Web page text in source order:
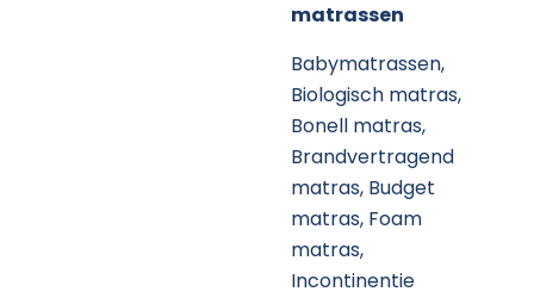
matrassen
Babymatrassen,
Biologisch matras,
Bonell matras,
Brandvertragend
matras, Budget
matras, Foam
matras,
Incontinentie